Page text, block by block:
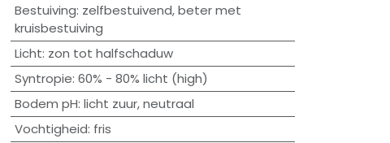
Bestuiving: zelfbestuivend,beter met
kruisbestuiving
Licht: zon tot halfschaduw
Syntropie: 60% - 80% licht (high)
Bodem pH: licht zuur,neutraal
Vochtigheid: fris